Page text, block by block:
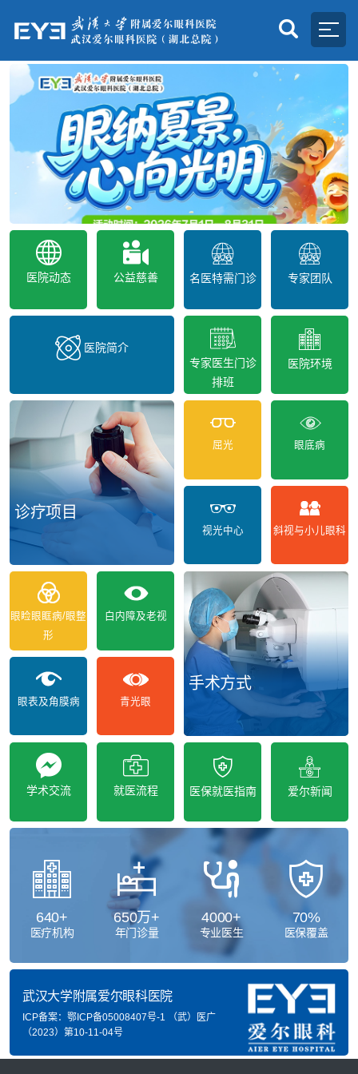
医院动态 公益慈善 名医特需门诊 专家团队
医院简介
专家医生门诊
排班
医院环境
诊疗项目
屈光 眼底病
视光中心 斜视与小儿眼科
眼睑眼眶病/眼整
形
白内障及老视
眼表及角膜病 青光眼
手术方式
学术交流 就医流程 医保就医指南 爱尔新闻
640+
医疗机构
650万+
年门诊量
4000+
专业医生
70%
医保覆盖
武汉大学附属爱尔眼科医院
ICP备案：鄂ICP备05008407号-1
（武）医广
（2023）第10-11-04号